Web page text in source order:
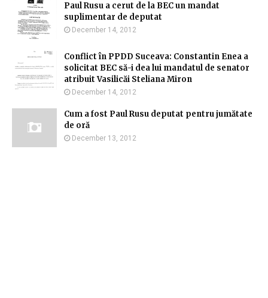
Paul Rusu a cerut de la BEC un mandat
suplimentar de deputat
December 14, 2012
Conflict în PPDD Suceava: Constantin Enea a
solicitat BEC să-i dea lui mandatul de senator
atribuit Vasilicăi Steliana Miron
December 14, 2012
Cum a fost Paul Rusu deputat pentru jumătate
de oră
December 13, 2012